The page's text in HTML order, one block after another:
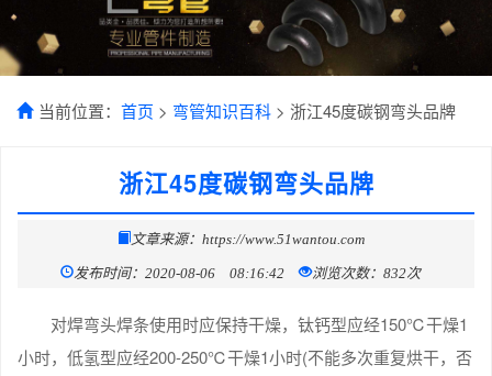
当前位置： 首页 > 弯管知识百科 > 浙江45度碳钢弯头品牌
浙江45度碳钢弯头品牌
文章来源：https://www.51wantou.com
发布时间：2020-08-06 08:16:42 浏览次数：832次
对焊弯头焊条使用时应保持干燥，钛钙型应经150℃干燥1
小时，低氢型应经200-250℃干燥1小时(不能多次重复烘干，否